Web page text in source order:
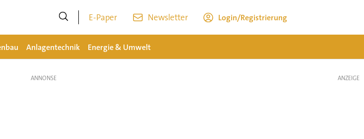
E-Paper Newsletter Login/Registrierung
Anlagentechnik Energie & Umwelt
ANZEIGE